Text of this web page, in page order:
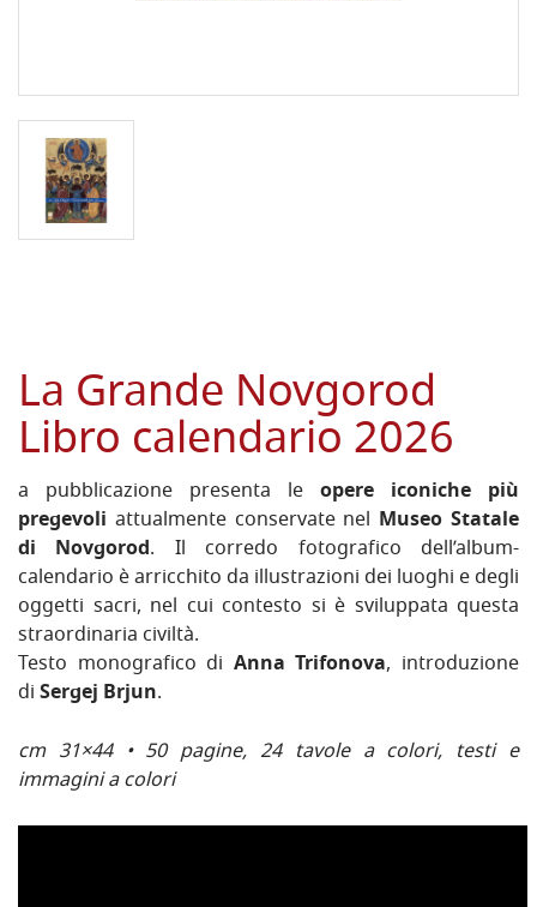
La Grande Novgorod
Libro calendario 2026
a pubblicazione presenta le opere iconiche più
pregevoli attualmente conservate nel Museo Statale
di Novgorod. Il corredo fotografico dell’album-
calendario è arricchito da illustrazioni dei luoghi e degli
oggetti sacri, nel cui contesto si è sviluppata questa
straordinaria civiltà.
Testo monografico di Anna Trifonova, introduzione
diSergej Brjun.
cm 31×44 • 50 pagine, 24 tavole a colori, testi e
immagini a colori